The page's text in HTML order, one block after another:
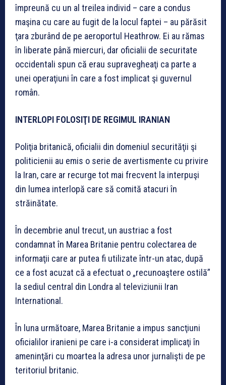
împreună cu un al treilea individ – care a condus
maşina cu care au fugit de la locul faptei – au părăsit
ţara zburând de pe aeroportul Heathrow. Ei au rămas
în liberate până miercuri, dar oficialii de securitate
occidentali spun că erau supravegheaţi ca parte a
unei operaţiuni în care a fost implicat şi guvernul
român.
INTERLOPI FOLOSIŢI DE REGIMUL IRANIAN
Poliţia britanică, oficialii din domeniul securităţii şi
politicienii au emis o serie de avertismente cu privire
la Iran, care ar recurge tot mai frecvent la interpuşi
din lumea interlopă care să comită atacuri în
străinătate.
În decembrie anul trecut, un austriac a fost
condamnat în Marea Britanie pentru colectarea de
informaţii care ar putea fi utilizate într-un atac, după
ce a fost acuzat că a efectuat o „recunoaştere ostilă”
la sediul central din Londra al televiziunii Iran
International.
În luna următoare, Marea Britanie a impus sancţiuni
oficialilor iranieni pe care i-a considerat implicaţi în
ameninţări cu moartea la adresa unor jurnalişti de pe
teritoriul britanic.